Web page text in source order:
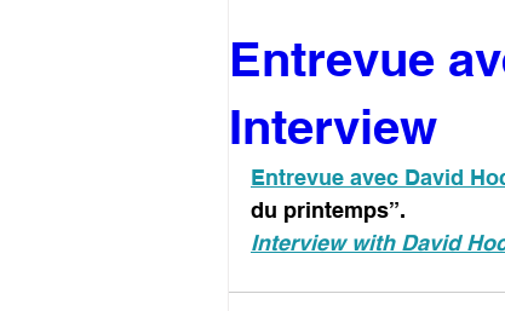
Entrevue
Interview
Entrevue avec David
du printemps”.
Interview with David